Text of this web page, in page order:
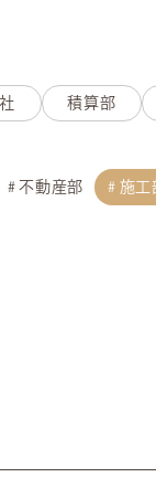
積算部
不動産部 施工